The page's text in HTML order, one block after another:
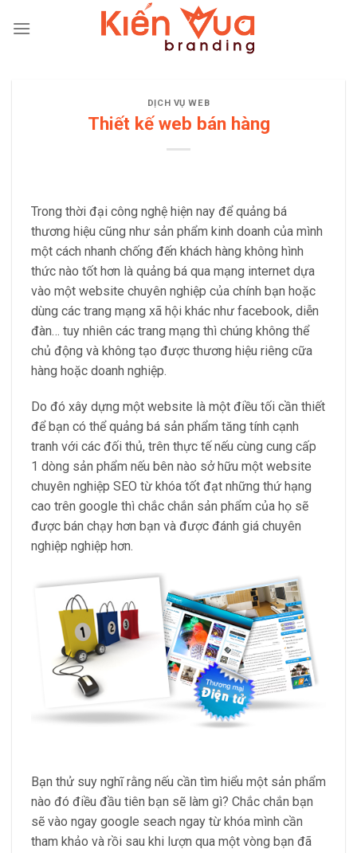
DỊCH VỤ WEB
Thiết kế web bán hàng
Trong thời đại công nghệ hiện nay để quảng bá
thương hiệu cũng như sản phẩm kinh doanh của mình
một cách nhanh chống đến khách hàng không hình
thức nào tốt hơn là quảng bá qua mạng internet dựa
vào một website chuyên nghiệp của chính bạn hoặc
dùng các trang mạng xã hội khác như facebook, diễn
đàn… tuy nhiên các trang mạng thì chúng không thể
chủ động và không tạo được thương hiệu riêng cữa
hàng hoặc doanh nghiệp.
Do đó xây dựng một website là một điều tối cần thiết
để bạn có thể quảng bá sản phẩm tăng tính cạnh
tranh với các đối thủ, trên thực tế nếu cùng cung cấp
1 dòng sản phẩm nếu bên nào sở hữu một website
chuyên nghiệp SEO từ khóa tốt đạt những thứ hạng
cao trên google thì chắc chắn sản phẩm của họ sẽ
được bán chạy hơn bạn và được đánh giá chuyên
nghiệp nghiệp hơn.
Bạn thử suy nghĩ rằng nếu cần tìm hiểu một sản phẩm
nào đó điều đầu tiên bạn sẽ làm gì? Chắc chắn bạn
sẽ vào ngay google seach ngay từ khóa mình cần
tham khảo và rồi sau khi lượn qua một vòng bạn đã